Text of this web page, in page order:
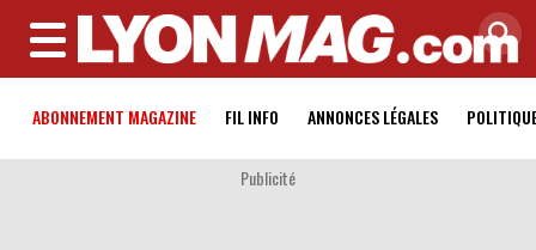
MENU
ABONNEMENT MAGAZINE FIL INFO ANNONCES LÉGALES
Publicité